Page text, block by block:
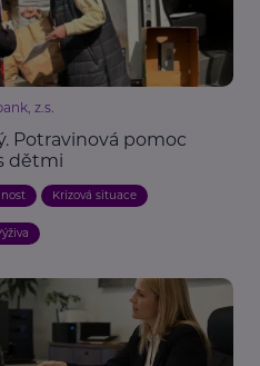
z.s.
Potravinová pomoc
dětmi
Krizová situace